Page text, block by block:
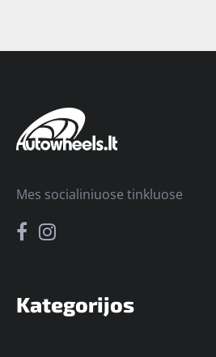
Kategorijos
Mes socialiniuose tinkluose